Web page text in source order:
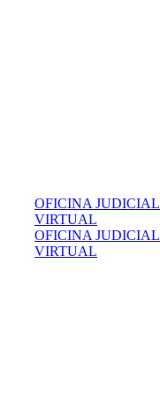
OFICINA JUDICIAL
VIRTUAL
OFICINA JUDICIAL
VIRTUAL